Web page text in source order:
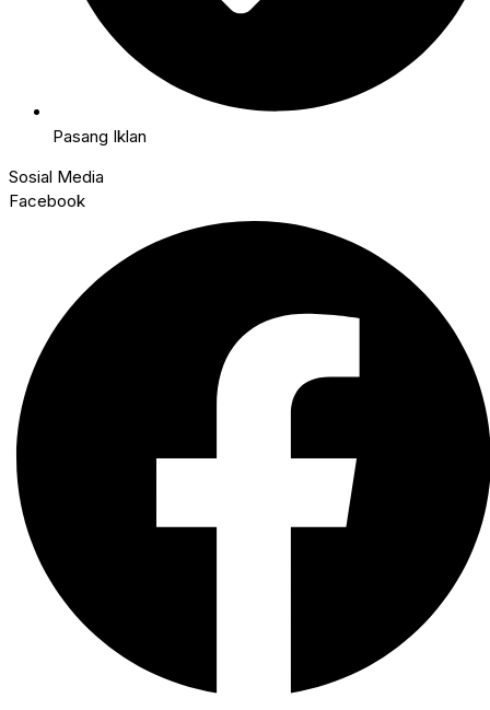
Pasang Iklan
Sosial Media
Facebook